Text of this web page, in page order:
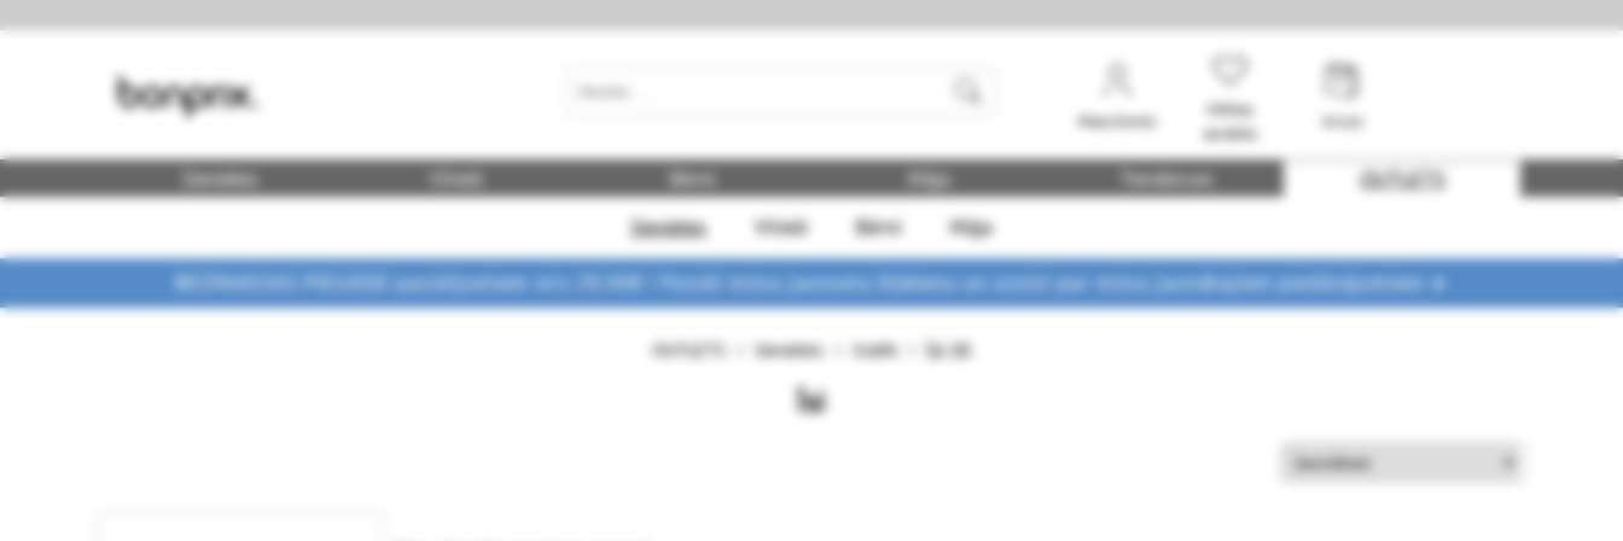
Mans konts
Vēlmju
saraksts
Sievietes Vīrieši Māja Tendences OUTLETS
Sievietes Vīrieši Bērni Māja
BEZMAKSAS PIEGĀDE pasūtījumiem virs 29,90€ ! Pasūti mūsu jaunumu biļetenu un uzzini par mūsu jaunākajiem piedāvājumiem ➤
Sievietes Svārki Īsi
Īsi